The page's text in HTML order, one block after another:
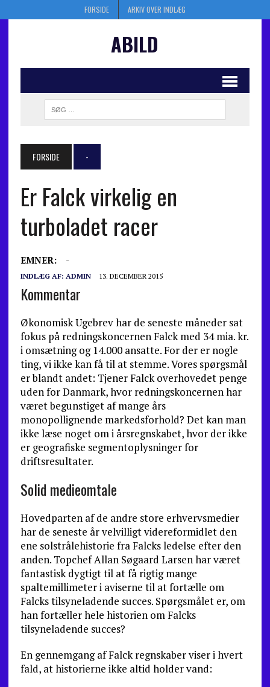
FORSIDE ARKIV OVER INDLÆG
ABILD
FORSIDE -
Er Falck virkelig en
turboladet racer
EMNER: -
INDLÆG AF: ADMIN 13. DECEMBER 2015
Kommentar
Økonomisk Ugebrev har de seneste måneder sat
fokus på redningskoncernen Falck med 34 mia. kr.
i omsæt­ning og 14.000 ansatte. For der er nogle
ting, vi ikke kan få til at stemme. Vores spørgsmål
er blandt andet: Tje­ner Falck overhovedet penge
uden for Danmark, hvor redningskoncernen har
været begunstiget af mange års
monopollignende markedsforhold? Det kan man
ikke læse noget om i årsregnskabet, hvor der ikke
er geogra­fiske segmentoplysninger for
driftsresultater.
Solid medieomtale
Hovedparten af de andre store erhvervsmedier
har de seneste år velvilligt videreformidlet den
ene solstrålehi­storie fra Falcks ledelse efter den
anden. Topchef Allan Søgaard Larsen har været
fantastisk dygtigt til at få rigtig mange
spaltemillimeter i aviserne til at fortælle om
Falcks tilsyneladende succes. Spørgsmålet er, om
han fortæller hele historien om Falcks
tilsyneladende succes?
En gennemgang af Falck regnskaber viser i hvert
fald, at historierne ikke altid holder vand: